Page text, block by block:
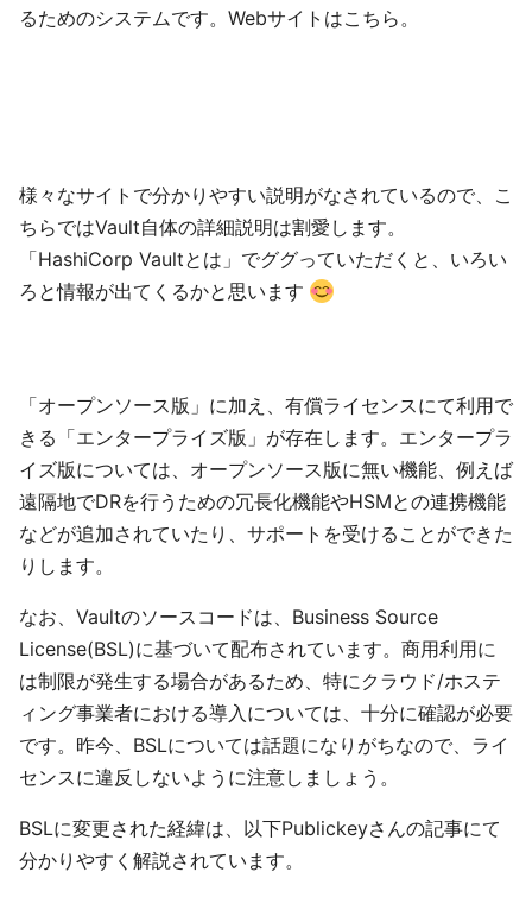
るためのシステムです。Webサイトはこちら。
様々なサイトで分かりやすい説明がなされているので、こ
ちらではVault自体の詳細説明は割愛します。
「HashiCorp Vaultとは」でググっていただくと、いろい
ろと情報が出てくるかと思います
「オープンソース版」に加え、有償ライセンスにて利用で
きる「エンタープライズ版」が存在します。エンタープラ
イズ版については、オープンソース版に無い機能、例えば
遠隔地でDRを行うための冗長化機能やHSMとの連携機能
などが追加されていたり、サポートを受けることができた
りします。
なお、Vaultのソースコードは、Business Source
License(BSL)に基づいて配布されています。商用利用に
は制限が発生する場合があるため、特にクラウド/ホステ
ィング事業者における導入については、十分に確認が必要
です。昨今、BSLについては話題になりがちなので、ライ
センスに違反しないように注意しましょう。
BSLに変更された経緯は、以下Publickeyさんの記事にて
分かりやすく解説されています。